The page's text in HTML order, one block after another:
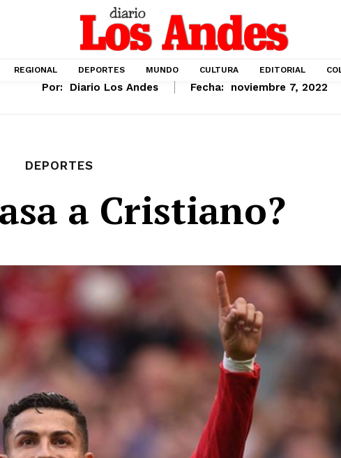
REGIONAL DEPORTES MUNDO CULTURA EDITORIAL
Por: Diario Los Andes Fecha: noviembre 7, 2022
DEPORTES
a Cristiano?